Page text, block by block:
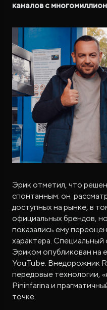
каналов с
Эрик отметил, что
спонтанным: он
доступных на рынке, в
официальных брендов,
показались ему
характера.
Эриком опубликован на
YouTube. Внедорожник
передовые технологии,
Pininfarina и
точке.